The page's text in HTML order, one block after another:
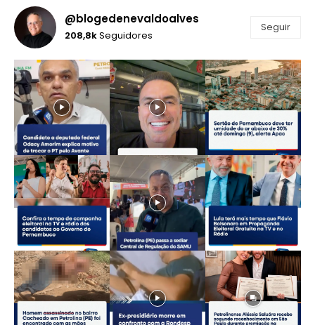
@blogedenevaldoalves
208,8kSeguidores
Seguir